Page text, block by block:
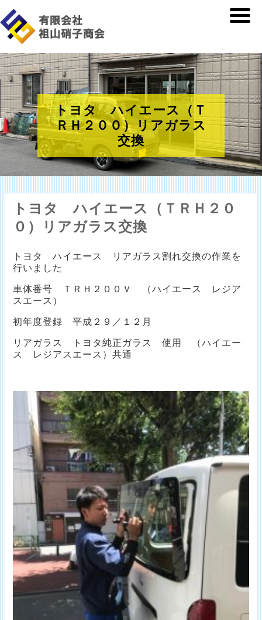
トヨタ ハイエース（Ｔ
ＲＨ２００）リアガラス
交換
トヨタ ハイエース（ＴＲＨ２０
０）リアガラス交換
トヨタ ハイエース リアガラス割れ交換の作業を
行いました
車体番号 ＴＲＨ２００Ｖ （ハイエース レジア
スエース）
初年度登録 平成２９／１２月
リアガラス トヨタ純正ガラス 使用 （ハイエー
ス レジアスエース）共通